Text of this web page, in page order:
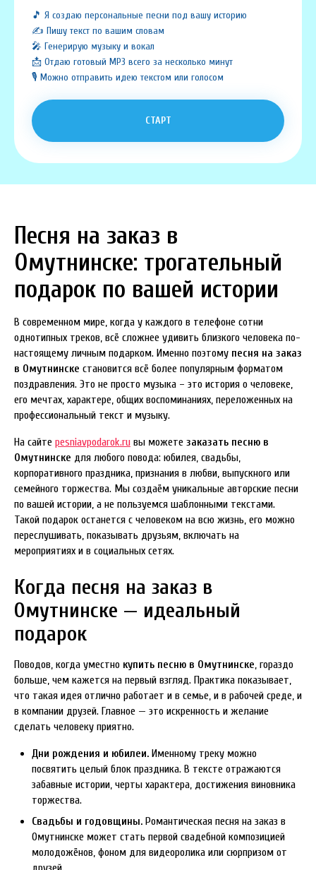
🎵 Я создаю персональные песни под вашу историю
✍️ Пишу текст по вашим словам
🎤 Генерирую музыку и вокал
📩 Отдаю готовый MP3 всего за несколько минут
🎙️ Можно отправить идею текстом или голосом
СТАРТ
Песня на заказ в
Омутнинске: трогательный
подарок по вашей истории
В современном мире, когда у каждого в телефоне сотни
однотипных треков, всё сложнее удивить близкого человека по-
настоящему личным подарком. Именно поэтому песня на заказ
в Омутнинске становится всё более популярным форматом
поздравления. Это не просто музыка – это история о человеке,
его мечтах, характере, общих воспоминаниях, переложенных на
профессиональный текст и музыку.
На сайте pesniavpodarok.ru вы можете заказать песню в
Омутнинске для любого повода: юбилея, свадьбы,
корпоративного праздника, признания в любви, выпускного или
семейного торжества. Мы создаём уникальные авторские песни
по вашей истории, а не пользуемся шаблонными текстами.
Такой подарок останется с человеком на всю жизнь, его можно
переслушивать, показывать друзьям, включать на
мероприятиях и в социальных сетях.
Когда песня на заказ в
Омутнинске — идеальный
подарок
Поводов, когда уместно купить песню в Омутнинске, гораздо
больше, чем кажется на первый взгляд. Практика показывает,
что такая идея отлично работает и в семье, и в рабочей среде, и
в компании друзей. Главное — это искренность и желание
сделать человеку приятно.
Дни рождения и юбилеи. Именному треку можно
посвятить целый блок праздника. В тексте отражаются
забавные истории, черты характера, достижения виновника
торжества.
Свадьбы и годовщины. Романтическая песня на заказ в
Омутнинске может стать первой свадебной композицией
молодожёнов, фоном для видеоролика или сюрпризом от